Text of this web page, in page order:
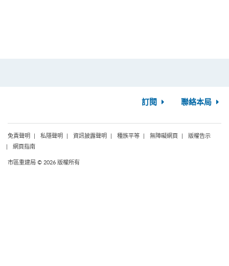
訂閱 聯絡本局
免責聲明 私隱聲明 資訊披露聲明 種族平等 無障礙網頁
版權告示
網頁指南
市區重建局 © 2026 版權所有